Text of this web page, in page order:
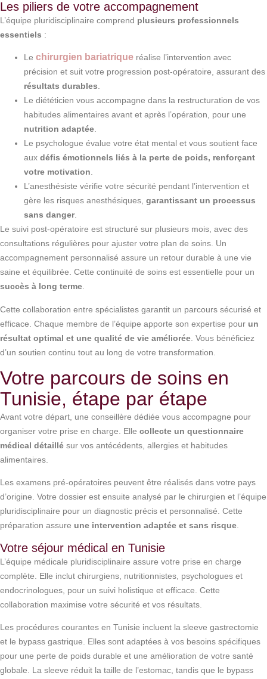
Les piliers de votre accompagnement
L’équipe pluridisciplinaire comprend plusieurs professionnels
essentiels :
Le chirurgien bariatrique réalise l’intervention avec
précision et suit votre progression post-opératoire, assurant des
résultats durables
Le diététicien vous accompagne dans la restructuration de vos
habitudes alimentaires avant et après l’opération, pour une
nutrition adaptée
Le psychologue évalue votre état mental et vous soutient face
aux défis émotionnels liés à la perte de poids, renforçant
votre motivation
L’anesthésiste vérifie votre sécurité pendant l’intervention et
gère les risques anesthésiques, garantissant un processus
sans danger.
Le suivi post-opératoire est structuré sur plusieurs mois, avec des
consultations régulières pour ajuster votre plan de soins. Un
accompagnement personnalisé assure un retour durable à une vie
saine et équilibrée. Cette continuité de soins est essentielle pour un
succès à long terme
Cette collaboration entre spécialistes garantit un parcours sécurisé et
efficace. Chaque membre de l’équipe apporte son expertise pour un
résultat optimal et une qualité de vie améliorée . Vous bénéficiez
d’un soutien continu tout au long de votre transformation.
Votre parcours de soins en
Tunisie, étape par étape
Avant votre départ, une conseillère dédiée vous accompagne pour
organiser votre prise en charge. Elle collecte un questionnaire
médical détaillé sur vos antécédents, allergies et habitudes
alimentaires.
Les examens pré-opératoires peuvent être réalisés dans votre pays
d’origine. Votre dossier est ensuite analysé par le chirurgien et l’équipe
pluridisciplinaire pour un diagnostic précis et personnalisé. Cette
préparation assure une intervention adaptée et sans risque.
Votre séjour médical en Tunisie
L’équipe médicale pluridisciplinaire assure votre prise en charge
complète. Elle inclut chirurgiens, nutritionnistes, psychologues et
endocrinologues, pour un suivi holistique et efficace. Cette
collaboration maximise votre sécurité et vos résultats.
Les procédures courantes en Tunisie incluent la sleeve gastrectomie
et le bypass gastrique. Elles sont adaptées à vos besoins spécifiques
pour une perte de poids durable et une amélioration de votre santé
globale. La sleeve réduit la taille de l’estomac, tandis que le bypass